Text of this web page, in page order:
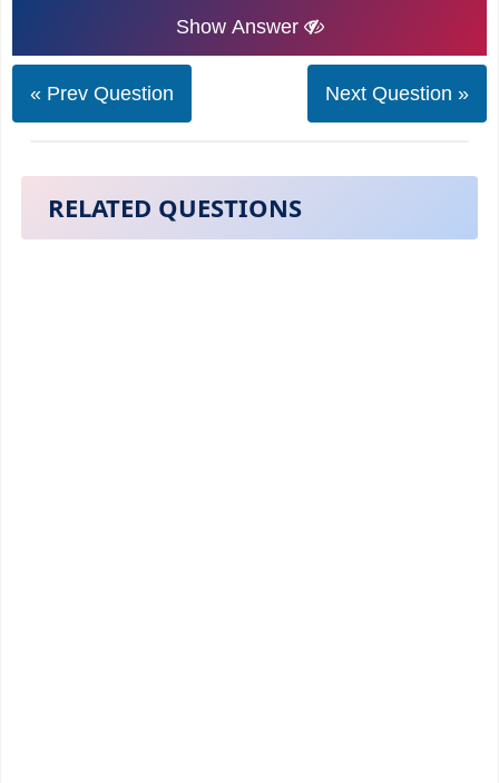
Show Answer
« Prev Question Next Question »
RELATED QUESTIONS